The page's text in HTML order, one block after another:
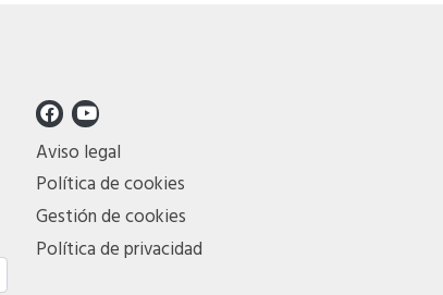
Aviso legal
Política de cookies
Gestión de cookies
Política de privacidad